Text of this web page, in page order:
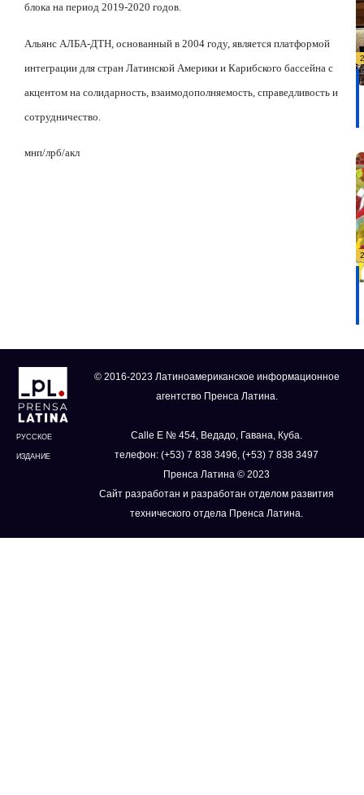
блока на период 2019-2020 годов.
Альянс АЛБА-ДТН, основанный в 2004 году, является платформой
интеграции для стран Латинской Америки и Карибского бассейна с
акцентом на солидарность, взаимодополняемость, справедливость и
сотрудничество.
мнп/лрб/акл
РУССКОЕ
ИЗДАНИЕ
© 2016-2023 Латиноамериканское информационное
агентство Пренса Латина.
Calle E № 454, Ведадо, Гавана, Куба.
телефон: (+53) 7 838 3496, (+53) 7 838 3497
Пренса Латина © 2023
Сайт разработан и разработан отделом развития
технического отдела Пренса Латина.